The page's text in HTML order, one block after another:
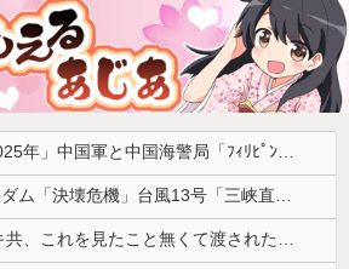
中国「衝突事故！（2025年」中国軍と中国海警局「ﾌｨﾘﾋﾟﾝ船の追跡中に衝突！（8/11」中国「2人死亡」中国政府「1年間隠蔽」日本「隠蔽された事実報道！（2026年」→
中国「大洪水！」三峡ダム「決壊危機」台風13号「三峡直撃確定」日本「最も強い勢力で接近！（伊勢湾台風級」台風13号と15号「中国本土でぶつかり合う（前代未聞」→
【画像】 今のクソガキ共、これを見たこと無くて渡されたらパニクるらしいｗｗｗｗｗｗｗｗｗｗｗｗｗ